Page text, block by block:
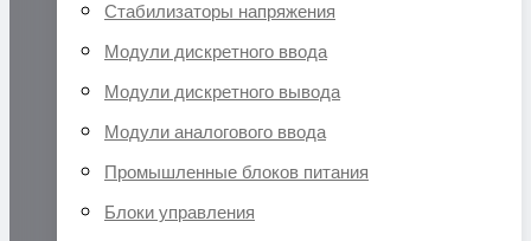
Стабилизаторы напряжения
Модули дискретного ввода
Модули дискретного вывода
Модули аналогового ввода
Промышленные блоков питания
Блоки управления